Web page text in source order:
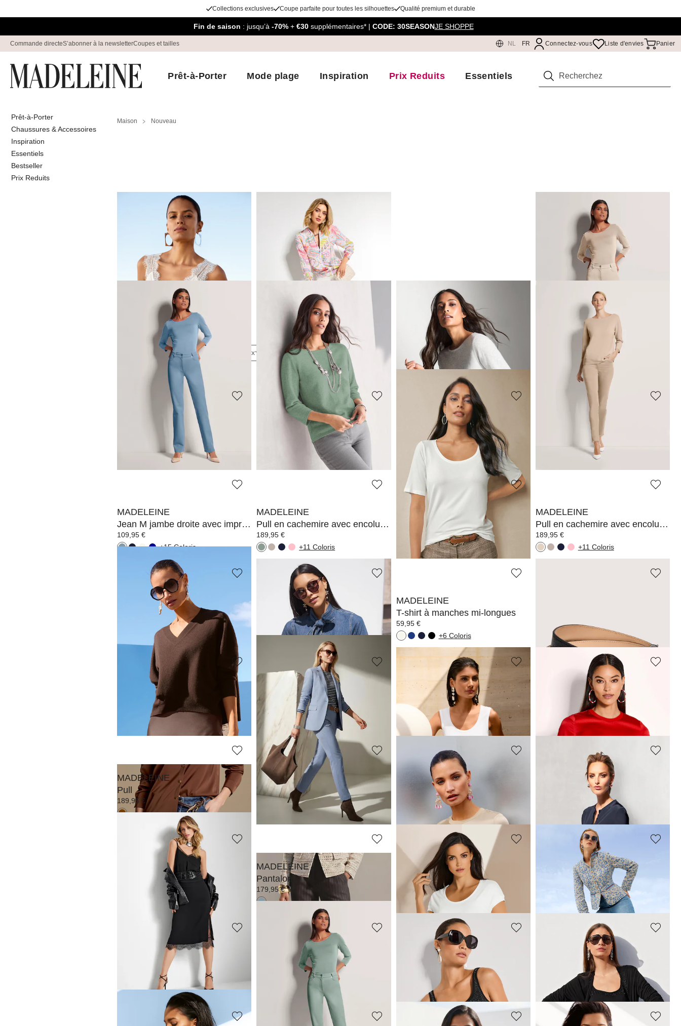
Collections exclusives Coupe parfaite pour toutes les silhouettes Qualité premium et durable
Fin de saison : jusqu’à -70%+ €30 supplémentaires* | CODE: 30SEASONJE SHOPPE
Commande directeS’abonner à la newsletterCoupes et tailles NL FR Connectez-vous Liste d'envies Panier
Prêt-à-Porter Mode plage Inspiration Prix Reduits Essentiels Rechercher
Prêt-à-Porter
Chaussures & Accessoires
Inspiration
Essentiels
Bestseller
Prix Reduits
Maison Nouveau
Nouveau 519
Coloris Prix
Top en satin avec dentelle
MADELEINE
+15 Coloris
MADELEINE
109,95 €
+15 Coloris
+15 Coloris
MADELEINE
Jean M jambe droite avec imprimé logo
109,95 €
+15 Coloris
MADELEINE
Pull en cachemire avec encolure bateau
189,95 €
+11 Coloris
MADELEINE
189,95 €
+11 Coloris
MADELEINE
Pull en cachemire avec encolure bateau
189,95 €
+11 Coloris
MADELEINE
Ceinture en cuir élégante
MADELEINE
Chemisier en denim à col lavallière
MADELEINE
T-shirt à manches mi-longues
59,95 €
+6 Coloris
109,95 €
MADELEINE
Chemisier
MADELEINE
59,95 €
MADELEINE
Débardeur
49,95 €
+3 Coloris
MADELEINE
+1 Coloris
MADELEINE
Pull
189,95 €
MADELEINE
T-shirt à col lavallière
69,95 €
+1 Coloris
MADELEINE
+1 Coloris
MADELEINE
Blouse longue en soie sans col
+2 Coloris
MADELEINE
MADELEINE
Pantalon
179,95 €
MADELEINE
T-shirt à col rond
59,95 €
+5 Coloris
MADELEINE
Jean cinq poches coupe slim
MADELEINE
+1 Coloris
MADELEINE
Pantalon palazzo ample
MADELEINE
MADELEINE
Veste chemise